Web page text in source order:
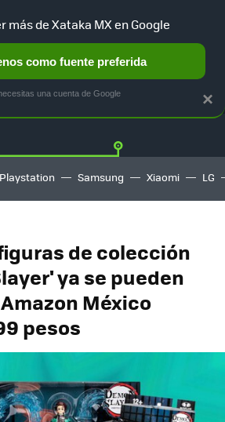
MERCADO LIBRE
Playstation Samsung Xiaomi LG
de colección
ya se pueden
México
pesos
×
más de Xataka MX en Google
como fuente preferida
una cuenta de Google